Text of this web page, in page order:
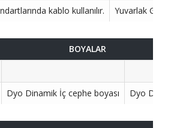
kablo kullanılır. Yuvarlak Glop
BOYALAR
Dyo Dinamik İç cephe boyası Dyo